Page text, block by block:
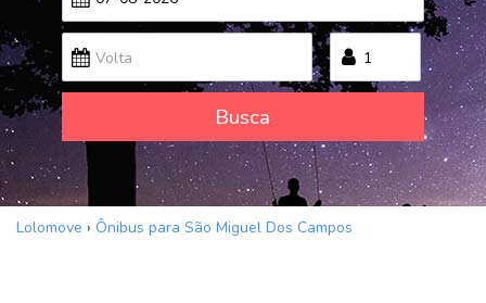
Busca
Lolomove › Ônibus para São Miguel Dos Campos